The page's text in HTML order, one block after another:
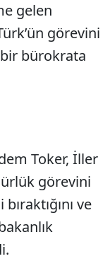
gelen
görevini
bir bürokrata
Toker, İller
görevini
ve